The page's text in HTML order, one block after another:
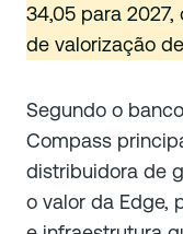
34,05 para
de valorização
Segundo o
Compass
distribuidora de
o valor da Edge,